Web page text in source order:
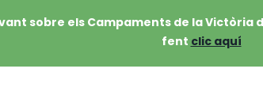
sobre els Campaments de la Victòria
fent clic aquí